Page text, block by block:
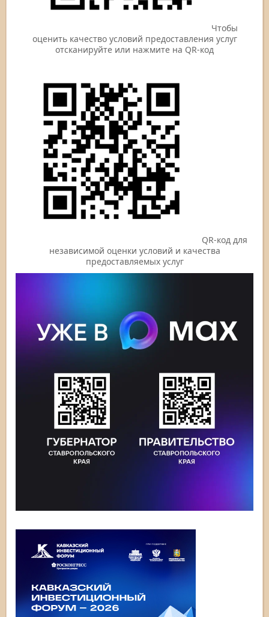
Чтобы
оценить качество условий предоставления услуг
отсканируйте или нажмите на QR-код
QR-код для
независимой оценки условий и качества
предоставляемых услуг